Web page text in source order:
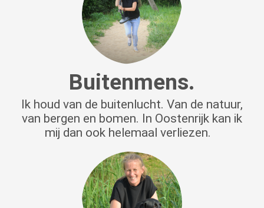
Buitenmens.
Ik houd van de buitenlucht. Van de natuur,
van bergen en bomen. In Oostenrijk kan ik
mij dan ook helemaal verliezen.